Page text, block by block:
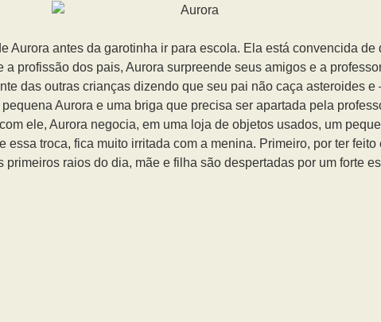
Aurora antes da garotinha ir para escola. Ela está convencida
profissão dos pais, Aurora surpreende seus amigos e a
das outras crianças dizendo que seu pai não caça asteroides
Aurora e uma briga que precisa ser apartada pela
ele, Aurora negocia, em uma loja de objetos usados, um
troca, fica muito irritada com a menina. Primeiro, por ter
raios do dia, mãe e filha são despertadas por um forte